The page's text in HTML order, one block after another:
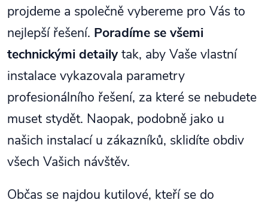
projdeme a společně vybereme pro Vás to
nejlepší řešení. Poradíme se všemi
technickými detailytak, aby Vaše vlastní
instalace vykazovala parametry
profesionálního řešení, za které se nebudete
muset stydět. Naopak, podobně jako u
našich instalací u zákazníků, sklidíte obdiv
všech Vašich návštěv.
Občas se najdou kutilové, kteří se do